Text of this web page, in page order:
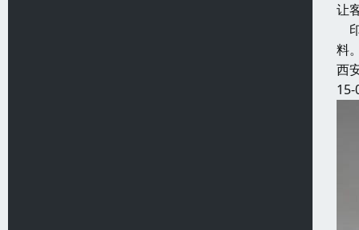
让
料
西
15-